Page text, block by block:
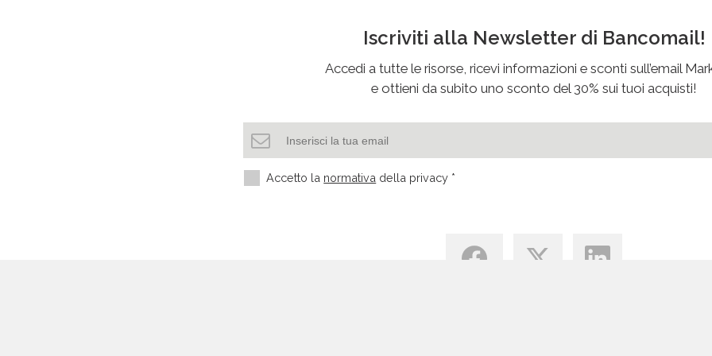
Iscriviti alla Newsletter di Bancomail!
Accedi a tutte le risorse, ricevi informazioni e sconti sull’email
e ottieni da subito uno sconto del 30% sui tuoi acquisti!
Accetto la normativa della privacy *